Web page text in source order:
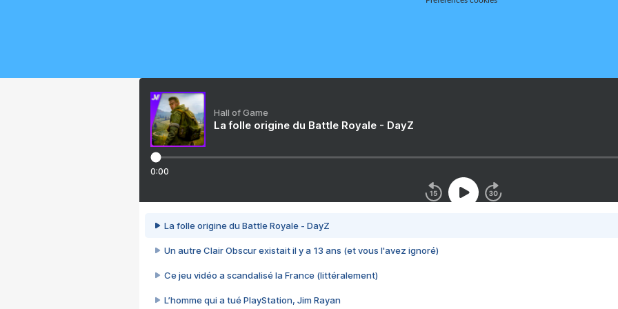
Hall of Game
La folle origine du Battle Royale - DayZ
0:00
La folle origine du Battle Royale - DayZ
Un autre Clair Obscur existait il y a 13 ans (et vous l'avez ignoré)
Ce jeu vidéo a scandalisé la France (littéralement)
L’homme qui a tué PlayStation, Jim Rayan